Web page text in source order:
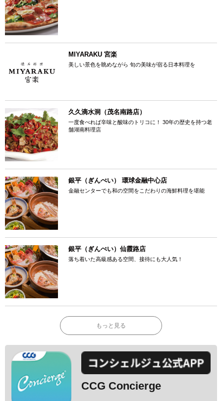
MIYARAKU 宮楽
美しい景色を眺めながら 旬の美味が宿る日本料理を
久久滴水洞（茂名南路店）
一度食べれば辛味と酸味のトリコに！ 30年の歴史を持つ老
舗湖南料理店
銀平（ぎんぺい） 環球金融中心店
金融センターでも和の空間をこだわりの海鮮料理を堪能
銀平（ぎんぺい）仙霞路店
落ち着いた高級感ある空間、接待にも大人気！
もっと見る
CCG Concierge